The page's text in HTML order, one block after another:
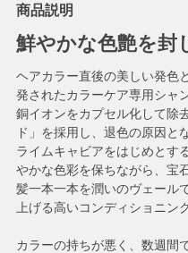
商品説明
鮮やかな色艶を封
ヘアカラー直後の美しい発色
発されたカラーケア専用シャ
銅イオンをカプセル化して除
ド」を採用し、退色の原因と
ライムキャビアをはじめとす
やかな色彩を保ちながら、宝
髪一本一本を潤いのヴェール
上げる高いコンディショニン
カラーの持ちが悪く、数週間